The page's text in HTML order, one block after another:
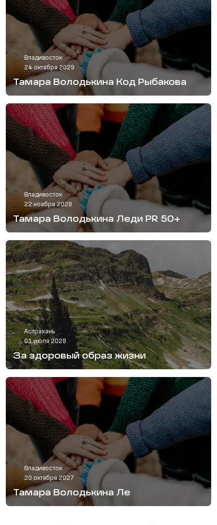
Владивосток
24 октября 2029
Тамара Володькина Код Рыбакова
Владивосток
22 ноября 2028
Тамара Володькина Леди PR 50+
Астрахань
01 июля 2028
За здоровый образ жизни
Владивосток
20 октября 2027
Тамара Володькина Ле